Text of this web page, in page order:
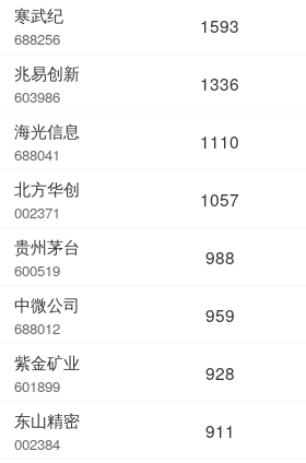
寒武纪
688256
兆易创新
603986
海光信息
688041
北方华创
002371
贵州茅台
600519
中微公司
688012
紫金矿业
601899
东山精密
002384
1593
1336
1110
1057
988
959
928
911